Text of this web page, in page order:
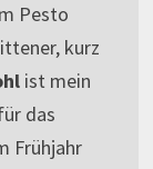
Pesto
kurz
ist mein
das
Frühjahr